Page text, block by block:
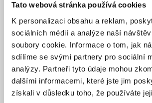
Tato webová stránka používá cookies
K personalizaci obsahu a reklam,
sociálních médií a analýze naší
soubory cookie. Informace o tom, jak
sdílíme se svými partnery pro sociální
analýzy. Partneři tyto údaje mohou
dalšími informacemi, které jste jim
získali v důsledku toho, že používáte
Současný přenos dat a
Pro přenos dat i napájení využívá
Napájecí výkon dosahuje hodnoty až 90
automaticky dodává potřebný výkon
zařízení. Sám ho přizpůsobuje podle